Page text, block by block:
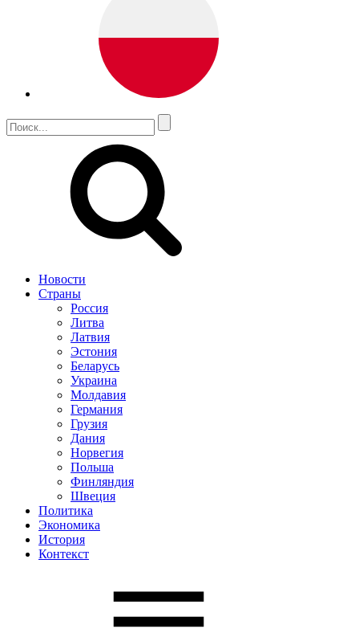
Новости
Страны
Россия
Литва
Латвия
Эстония
Беларусь
Украина
Молдавия
Германия
Грузия
Дания
Норвегия
Польша
Финляндия
Швеция
Политика
Экономика
История
Контекст